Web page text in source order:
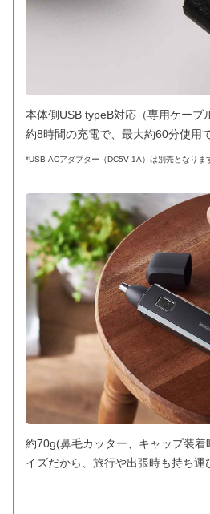
本体側USB typeB対応（専用ケーブ
約8時間の充電で、最大約60分使用
*USB-ACアダプター（DC5V 1A）は別売となりま
約70g(鼻毛カッター、キャップ装
イズだから、旅行や出張時も持ち運